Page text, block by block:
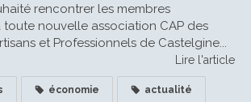
rencontrer les membres
nouvelle association CAP des
et Professionnels de Castelgine...
Lire l'article
économie actualité